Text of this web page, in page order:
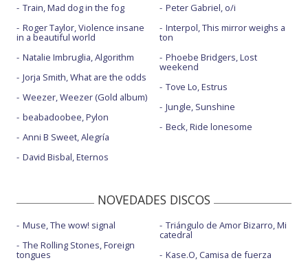
Train, Mad dog in the fog
Roger Taylor, Violence insane
in a beautiful world
Natalie Imbruglia, Algorithm
Jorja Smith, What are the odds
Weezer, Weezer (Gold album)
beabadoobee, Pylon
Anni B Sweet, Alegría
David Bisbal, Eternos
Peter Gabriel, o/i
Interpol, This mirror weighs a
ton
Phoebe Bridgers, Lost
weekend
Tove Lo, Estrus
Jungle, Sunshine
Beck, Ride lonesome
NOVEDADES DISCOS
Muse, The wow! signal
The Rolling Stones, Foreign
tongues
Triángulo de Amor Bizarro, Mi
catedral
Kase.O, Camisa de fuerza